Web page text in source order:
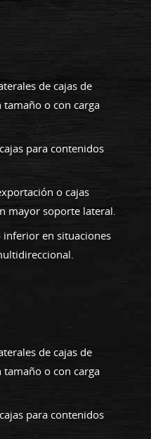
de cajas de
o con carga
para contenidos
o cajas
mayor soporte lateral.
inferior en situaciones
de cajas de
o con carga
para contenidos